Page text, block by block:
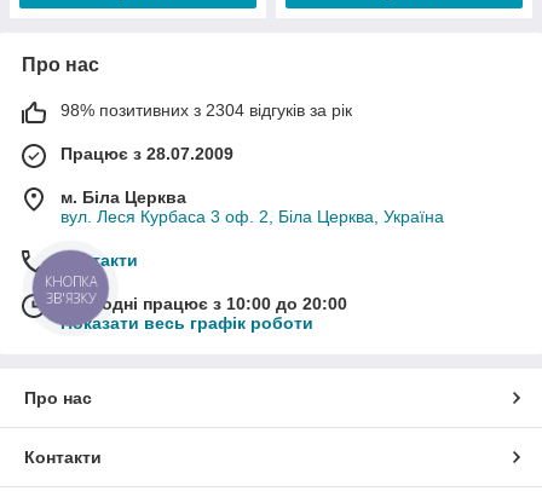
Про нас
98% позитивних з 2304 відгуків за рік
Працює з 28.07.2009
м. Біла Церква
вул. Леся Курбаса 3 оф. 2, Біла Церква, Україна
Контакти
Сьогодні працює з 10:00 до 20:00
Показати весь графік роботи
Про нас
Контакти
КНОПКА
ЗВ'ЯЗКУ